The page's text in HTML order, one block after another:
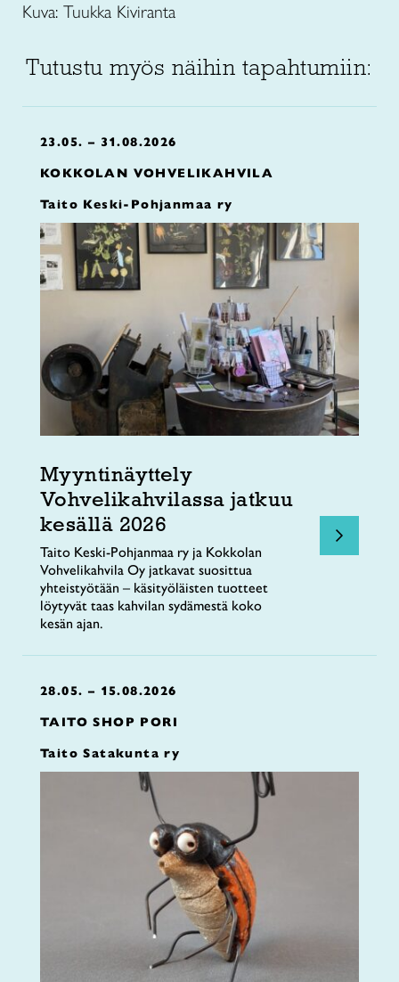
Kuva: Tuukka Kiviranta
Tutustu myös näihin tapahtumiin:
23.05. – 31.08.2026
KOKKOLAN VOHVELIKAHVILA
Taito Keski-Pohjanmaa ry
Myyntinäyttely
Vohvelikahvilassa jatkuu
kesällä 2026
Taito Keski-Pohjanmaa ry ja Kokkolan
Vohvelikahvila Oy jatkavat suosittua
yhteistyötään – käsityöläisten tuotteet
löytyvät taas kahvilan sydämestä koko
kesän ajan.
28.05. – 15.08.2026
TAITO SHOP PORI
Taito Satakunta ry